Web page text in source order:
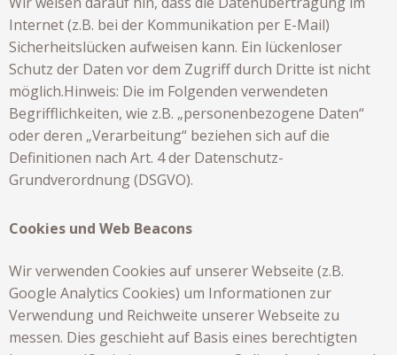
Internet (z.B. bei der Kommunikation per E-Mail)
Sicherheitslücken aufweisen kann. Ein lückenloser
Schutz der Daten vor dem Zugriff durch Dritte ist nicht
möglich.Hinweis: Die im Folgenden verwendeten
Begrifflichkeiten, wie z.B. „personenbezogene Daten“
oder deren „Verarbeitung“ beziehen sich auf die
Definitionen nach Art. 4 der Datenschutz-
Grundverordnung (DSGVO).
Cookies und Web Beacons
Wir verwenden Cookies auf unserer Webseite (z.B.
Google Analytics Cookies) um Informationen zur
Verwendung und Reichweite unserer Webseite zu
messen. Dies geschieht auf Basis eines berechtigten